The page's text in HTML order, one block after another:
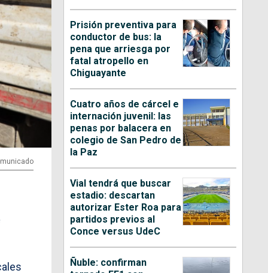
Prisión preventiva para
conductor de bus: la
pena que arriesga por
fatal atropello en
Chiguayante
Cuatro años de cárcel e
internación juvenil: las
penas por balacera en
colegio de San Pedro de
la Paz
Vial tendrá que buscar
estadio: descartan
autorizar Ester Roa para
partidos previos al
Conce versus UdeC
Ñuble: confirman